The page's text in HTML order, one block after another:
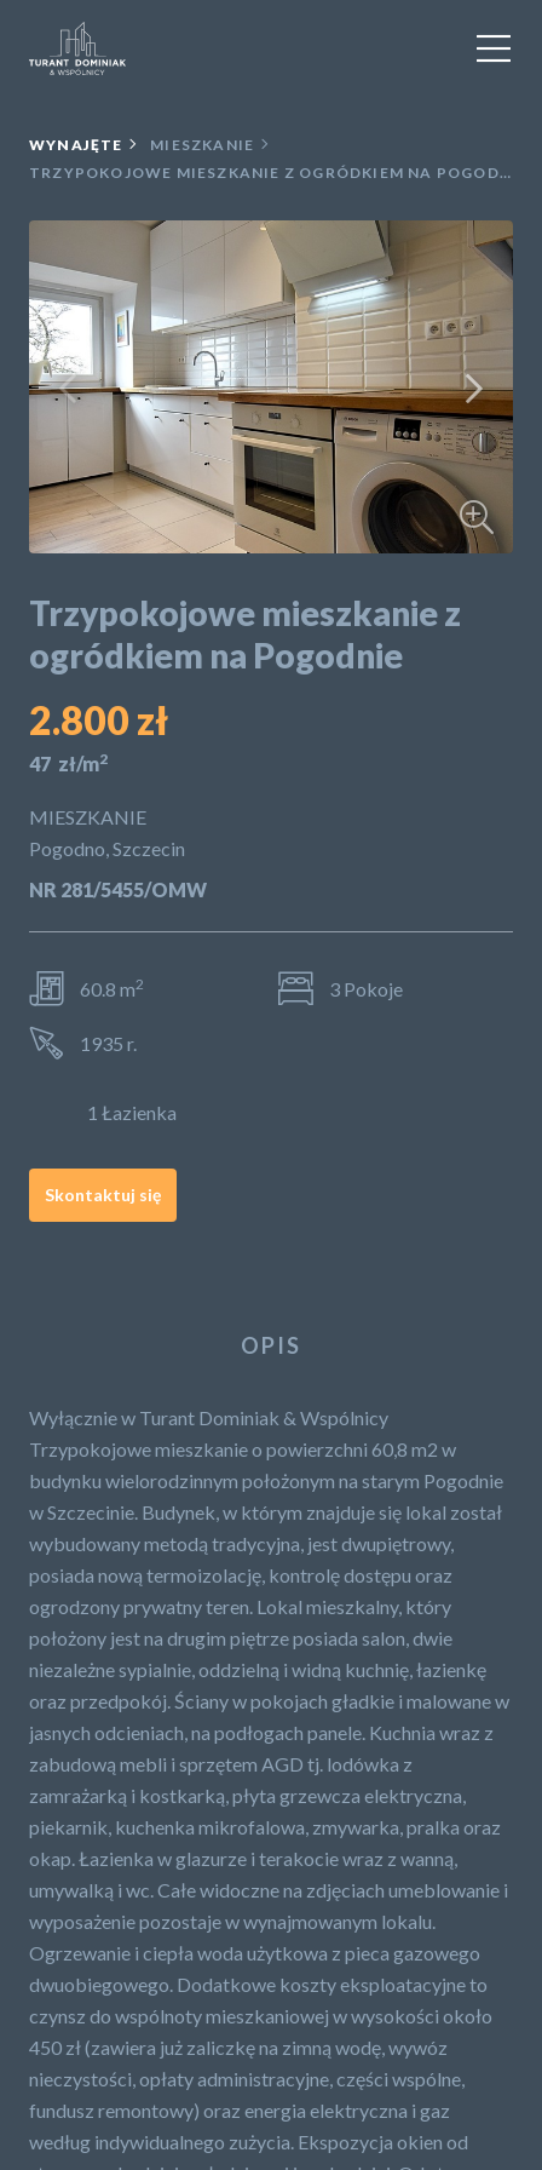
WYNAJEM
OBIEKTY KOMERCYJNE
DLA DEWELOPERÓW
USŁUGI DODATKOWE
O NAS
KONTAKT
WYNAJĘTE
MIESZKANIE
TRZYPOKOJOWE MIESZKANIE Z OGRÓDKIEM NA POGODNIE
Trzypokojowe mieszkanie z
ogródkiem na Pogodnie
2.800 zł
47 zł/m2
MIESZKANIE
Pogodno, Szczecin
NR 281/5455/OMW
60.8 m2 3 Pokoje
1935 r.
1 Łazienka
Skontaktuj się
OPIS
Wyłącznie w Turant Dominiak & Wspólnicy
Trzypokojowe mieszkanie o powierzchni 60,8 m2 w
budynku wielorodzinnym położonym na starym Pogodnie
w Szczecinie. Budynek, w którym znajduje się lokal został
wybudowany metodą tradycyjna, jest dwupiętrowy,
posiada nową termoizolację, kontrolę dostępu oraz
ogrodzony prywatny teren. Lokal mieszkalny, który
położony jest na drugim piętrze posiada salon, dwie
niezależne sypialnie, oddzielną i widną kuchnię, łazienkę
oraz przedpokój. Ściany w pokojach gładkie i malowane w
jasnych odcieniach, na podłogach panele. Kuchnia wraz z
zabudową mebli i sprzętem AGD tj. lodówka z
zamrażarką i kostkarką, płyta grzewcza elektryczna,
piekarnik, kuchenka mikrofalowa, zmywarka, pralka oraz
okap. Łazienka w glazurze i terakocie wraz z wanną,
umywalką i wc. Całe widoczne na zdjęciach umeblowanie i
wyposażenie pozostaje w wynajmowanym lokalu.
Ogrzewanie i ciepła woda użytkowa z pieca gazowego
dwuobiegowego. Dodatkowe koszty eksploatacyjne to
czynsz do wspólnoty mieszkaniowej w wysokości około
450 zł (zawiera już zaliczkę na zimną wodę, wywóz
nieczystości, opłaty administracyjne, części wspólne,
fundusz remontowy) oraz energia elektryczna i gaz
według indywidualnego zużycia. Ekspozycja okien od